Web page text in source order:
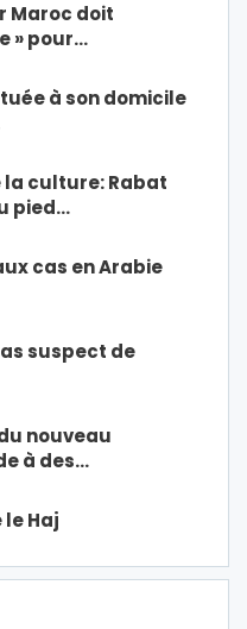
Maroc doit
» pour…
à son domicile
culture: Rabat
pied…
cas en Arabie
suspect de
nouveau
à des…
Haj